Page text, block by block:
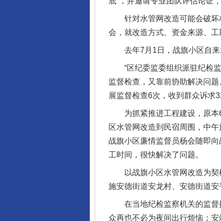
针对水管网改造可能会破坏
会，就改造方式、资金来源、
去年7月1日，战旗小区自来
“区纪委监委组织派驻纪检监
监督检查，又靠前协助解决问
展监督检查6次，收到群众诉求
为抓紧推进工程建设，原本6
区水管网改造到民宿周围，中
战旗小区廉情监督员杨会随即
工时间，很快解决了问题。
以战旗小区水管网改造为契
施安德街道安龙村、安德街道
在当地纪检监察机关的监督
众再也不必为夜间出行烦恼；
完善运行机制助力责任有效落
东山县通报“牛蛙产品抗生素超标